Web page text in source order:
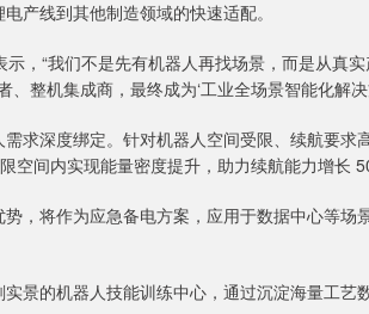
产线到其他制造领域的快速适配。
，“我们不是先有机器人再找场景，而是从真
整机集成商，最终成为‘工业全场景智能化解
求深度绑定。针对机器人空间受限、续航要求
间内实现能量密度提升，助力续航能力增长
，将作为应急备电方案，应用于数据中心等场
景的机器人技能训练中心，通过沉淀海量工艺